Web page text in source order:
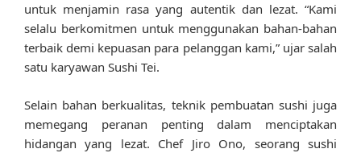
untuk menjamin rasa yang autentik dan lezat. “Kami
selalu berkomitmen untuk menggunakan bahan-bahan
terbaik demi kepuasan para pelanggan kami,” ujar salah
satu karyawan Sushi Tei.
Selain bahan berkualitas, teknik pembuatan sushi juga
memegang peranan penting dalam menciptakan
hidangan yang lezat. Chef Jiro Ono, seorang sushi